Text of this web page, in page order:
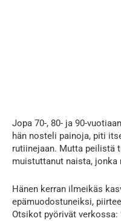
Jopa 70-, 80- ja 90-
hän nosteli painoja, piti
rutiinejaan. Mutta peilistä
muistuttanut naista, jonka
Hänen kerran ilmeikäs
epämuodostuneiksi,
Otsikot pyörivät verkossa: